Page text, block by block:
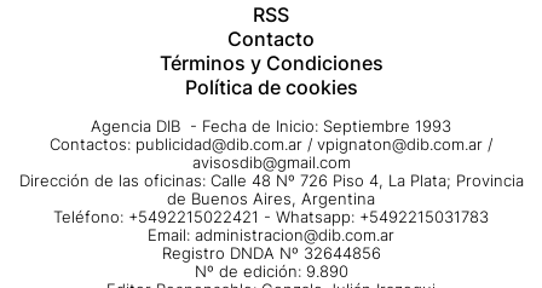
RSS
Contacto
Términos y Condiciones
Política de cookies
Agencia DIB - Fecha de Inicio: Septiembre 1993
Contactos: publicidad@dib.com.ar / vpignaton@dib.com.ar /
avisosdib@gmail.com
Dirección de las oficinas: Calle 48 Nº 726 Piso 4, La Plata; Provincia
de Buenos Aires, Argentina
Teléfono: +5492215022421 - Whatsapp: +5492215031783
Email: administracion@dib.com.ar
Registro DNDA Nº 32644856
Nº de edición: 9.890